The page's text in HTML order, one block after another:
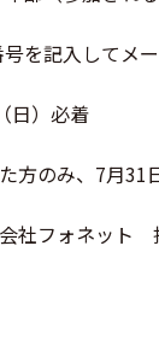
してメール
日）必着
方のみ、7月31
社フォネッ